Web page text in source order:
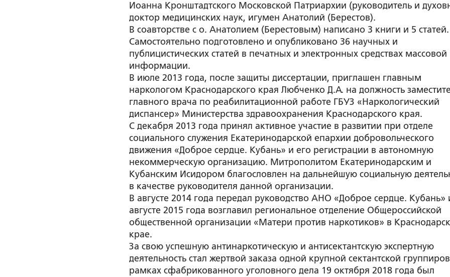
Иоанна Кронштадтского Московской Патриархии (руководитель и
доктор медицинских наук, игумен Анатолий (Берестов).
В соавторстве с о. Анатолием (Берестовым) написано 3 книги и 5 статей.
Самостоятельно подготовлено и опубликовано 36 научных и
публицистических статей в печатных и электронных средствах массовой
информации.
В июле 2013 года, после защиты диссертации, приглашен главным
наркологом Краснодарского края Любченко Д.А. на должность
главного врача по реабилитационной работе ГБУЗ «Наркологический
диспансер» Министерства здравоохранения Краснодарского края.
С декабря 2013 года принял активное участие в развитии при отделе
социального служения Екатеринодарской епархии добровольческого
движения «Доброе сердце. Кубань» и его регистрации в автономную
некоммерческую организацию. Митрополитом Екатеринодарским и
Кубанским Исидором благословлен на дальнейшую социальную
в качестве руководителя данной организации.
В августе 2014 года передал руководство АНО «Доброе сердце. Кубань»
августе 2015 года возглавил региональное отделение Общероссийской
общественной организации «Матери против наркотиков» в
крае.
За свою успешную антинаркотическую и антисектантскую экспертную
деятельность стал жертвой заказа одной крупной сектантской
рамках сфабрикованного уголовного дела 19 октября 2018 года был